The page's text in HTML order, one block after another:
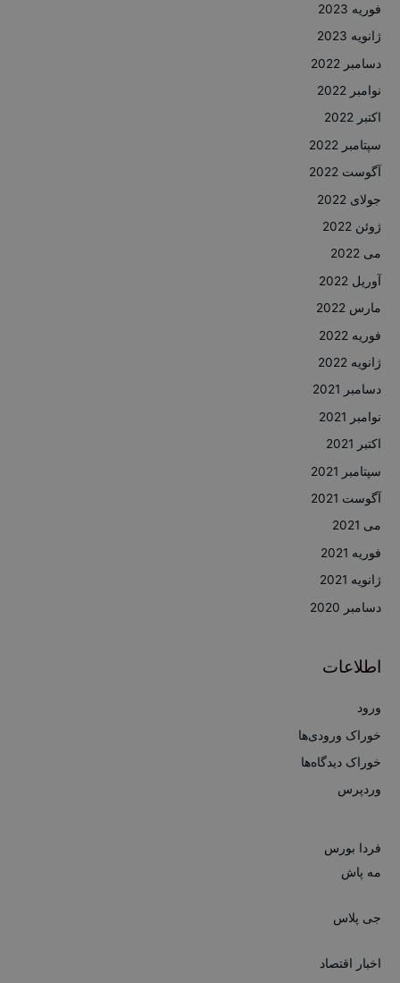
فوریه 2023
ژانویه 2023
دسامبر 2022
نوامبر 2022
اکتبر 2022
سپتامبر 2022
آگوست 2022
جولای 2022
ژوئن 2022
می 2022
آوریل 2022
مارس 2022
فوریه 2022
ژانویه 2022
دسامبر 2021
نوامبر 2021
اکتبر 2021
سپتامبر 2021
آگوست 2021
می 2021
فوریه 2021
ژانویه 2021
دسامبر 2020
اطلاعات
ورود
خوراک ورودی‌ها
خوراک دیدگاه‌ها
وردپرس
فردا بورس
مه پاش
جی پلاس
اخبار اقتصاد